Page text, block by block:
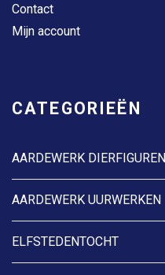
Contact
Mijn account
CATEGORIEËN
AARDEWERK DIERFIGUREN
AARDEWERK UURWERKEN
ELFSTEDENTOCHT